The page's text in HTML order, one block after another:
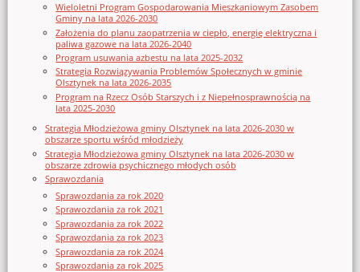
Wieloletni Program Gospodarowania Mieszkaniowym Zasobem
Gminy na lata 2026-2030
Założenia do planu zaopatrzenia w ciepło, energię elektryczna i
paliwa gazowe na lata 2026-2040
Program usuwania azbestu na lata 2025-2032
Strategia Rozwiązywania Problemów Społecznych w gminie
Olsztynek na lata 2026-2035
Program na Rzecz Osób Starszych i z Niepełnosprawnością na
lata 2025-2030
Strategia Młodzieżowa gminy Olsztynek na lata 2026-2030 w
obszarze sportu wśród młodzieży
Strategia Młodzieżowa gminy Olsztynek na lata 2026-2030 w
obszarze zdrowia psychicznego młodych osób
Sprawozdania
Sprawozdania za rok 2020
Sprawozdania za rok 2021
Sprawozdania za rok 2022
Sprawozdania za rok 2023
Sprawozdania za rok 2024
Sprawozdania za rok 2025